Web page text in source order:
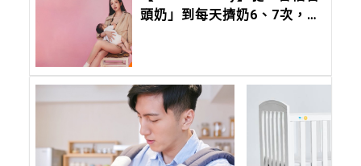
頭奶」到每天擠奶6、7次，愛